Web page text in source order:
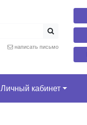
написать письмо
Личный кабинет